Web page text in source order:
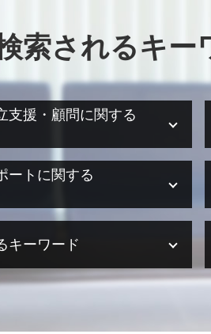
索されるキー
支援・顧問に関する
必要書類
大阪府
大阪
とは
方法
ートに関する
ット デメリット
金
キーワード
申告 ペナルティ
続分